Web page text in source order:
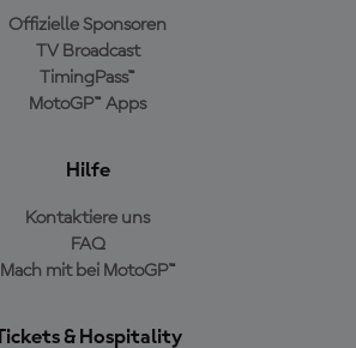
Offizielle Sponsoren
TV Broadcast
TimingPass™
MotoGP™ Apps
Hilfe
Kontaktiere uns
FAQ
Mach mit bei MotoGP™
& Hospitality